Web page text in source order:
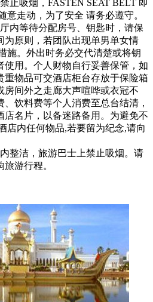
止吸烟，FASTEN SEAT BELT 即
意走动，为了安全 请务必遵守。
内等待分配房号、钥匙时，请保
为原则，若团队出现单男单女情
施。外出时务必交代清楚或将钥
使用。个人财物自行妥善保管，如
重物品可交酒店柜台存放于保险箱
房间外之走廊大声喧哗或衣冠不
饮料费等个人消费至总台结清，
店名片，以备迷路备用。为避免不
店内任何物品,若要留为纪念,请向
整洁，旅游巴士上禁止吸烟。请
游行程。